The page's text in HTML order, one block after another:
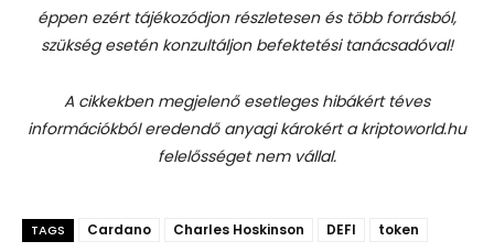
éppen ezért tájékozódjon részletesen és több forrásból,
szükség esetén konzultáljon befektetési tanácsadóval!
A cikkekben megjelenő esetleges hibákért téves
információkból eredendő anyagi károkért a kriptoworld.hu
felelősséget nem vállal.
TAGS Cardano Charles Hoskinson DEFI token